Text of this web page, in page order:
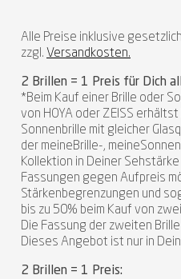
Alle Preise inklusive
zzgl. Versandkosten.
2 Brillen = 1 Preis für Dich
*Beim Kauf einer Brille oder
von HOYA oder ZEISS
Sonnenbrille mit gleicher
der meineBrille-,
Kollektion in Deiner
Fassungen gegen Aufpreis
Stärkenbegrenzungen und
bis zu 50% beim Kauf von
Die Fassung der zweiten
Dieses Angebot ist nur in
2 Brillen = 1 Preis: